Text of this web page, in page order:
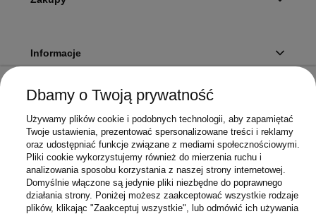
Informacje
Twoje konto
Sklep
Dbamy o Twoją prywatność
Używamy plików cookie i podobnych technologii, aby zapamiętać
Twoje ustawienia, prezentować spersonalizowane treści i reklamy
oraz udostępniać funkcje związane z mediami społecznościowymi.
Pliki cookie wykorzystujemy również do mierzenia ruchu i
analizowania sposobu korzystania z naszej strony internetowej.
Domyślnie włączone są jedynie pliki niezbędne do poprawnego
działania strony. Poniżej możesz zaakceptować wszystkie rodzaje
plików, klikając "Zaakceptuj wszystkie", lub odmówić ich używania